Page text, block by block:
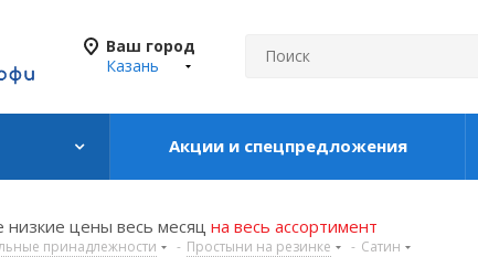
Ваш город
Казань
Акции и спецпредложения
низкие цены весь месяц на весь ассортимент
принадлежности - Простыни на резинке - Сатин